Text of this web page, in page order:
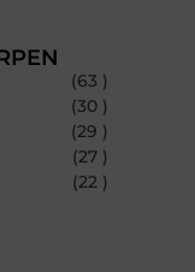
(63 )
(30 )
(29 )
(27 )
(22 )